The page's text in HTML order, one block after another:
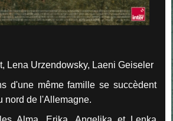
Lena Urzendowsky, Laeni Geiseler
d'une même famille se succèdent
nord de l'Allemagne.